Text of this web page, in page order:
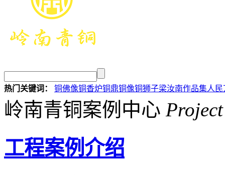
热门关键词： 铜佛像铜香炉铜鼎铜像铜狮子梁汝南作品集人
岭南青铜案例中心
工程案例介绍